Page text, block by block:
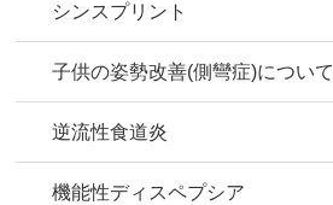
シンスプリント
子供の姿勢改善(側彎症)について
逆流性食道炎
機能性ディスペプシア